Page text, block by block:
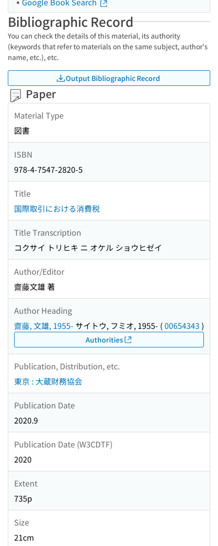
Bibliographic Record
You can check the details of this material, its authority
(keywords that refer to materials on the same subject, author's
name, etc.), etc.
Output Bibliographic Record
Paper
Material Type
図書
ISBN
978-4-7547-2820-5
Title
国際取引における消費税
Title Transcription
コクサイ トリヒキ ニ オケル ショウヒゼイ
Author/Editor
齋藤文雄 著
Author Heading
齋藤, 文雄, 1955- サイトウ, フミオ, 1955- (00654343 )
Authorities
Publication, Distribution, etc.
東京 : 大蔵財務協会
Publication Date
2020.9
Publication Date (W3CDTF)
2020
Extent
735p
Size
21cm